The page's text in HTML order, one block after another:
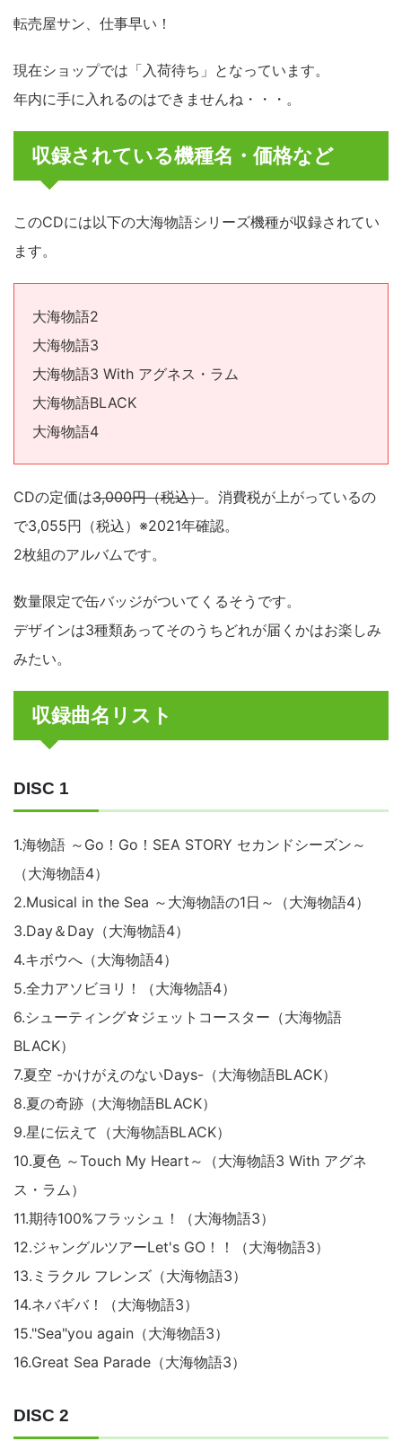
転売屋サン、仕事早い！
現在ショップでは「入荷待ち」となっています。
年内に手に入れるのはできませんね・・・。
収録されている機種名・価格など
このCDには以下の大海物語シリーズ機種が収録されてい
ます。
大海物語2
大海物語3
大海物語3 With アグネス・ラム
大海物語BLACK
大海物語4
CDの定価は3,000円（税込）。消費税が上がっているの
で3,055円（税込）※2021年確認。
2枚組のアルバムです。
数量限定で缶バッジがついてくるそうです。
デザインは3種類あってそのうちどれが届くかはお楽しみ
みたい。
収録曲名リスト
DISC 1
1.海物語 ～Go！Go！SEA STORY セカンドシーズン～
（大海物語4）
2.Musical in the Sea ～大海物語の1日～（大海物語4）
3.Day＆Day（大海物語4）
4.キボウへ（大海物語4）
5.全力アソビヨリ！（大海物語4）
6.シューティング☆ジェットコースター（大海物語
BLACK）
7.夏空 -かけがえのないDays-（大海物語BLACK）
8.夏の奇跡（大海物語BLACK）
9.星に伝えて（大海物語BLACK）
10.夏色 ～Touch My Heart～（大海物語3 With アグネ
ス・ラム）
11.期待100%フラッシュ！（大海物語3）
12.ジャングルツアーLet's GO！！（大海物語3）
13.ミラクル フレンズ（大海物語3）
14.ネバギバ！（大海物語3）
15."Sea"you again（大海物語3）
16.Great Sea Parade（大海物語3）
DISC 2